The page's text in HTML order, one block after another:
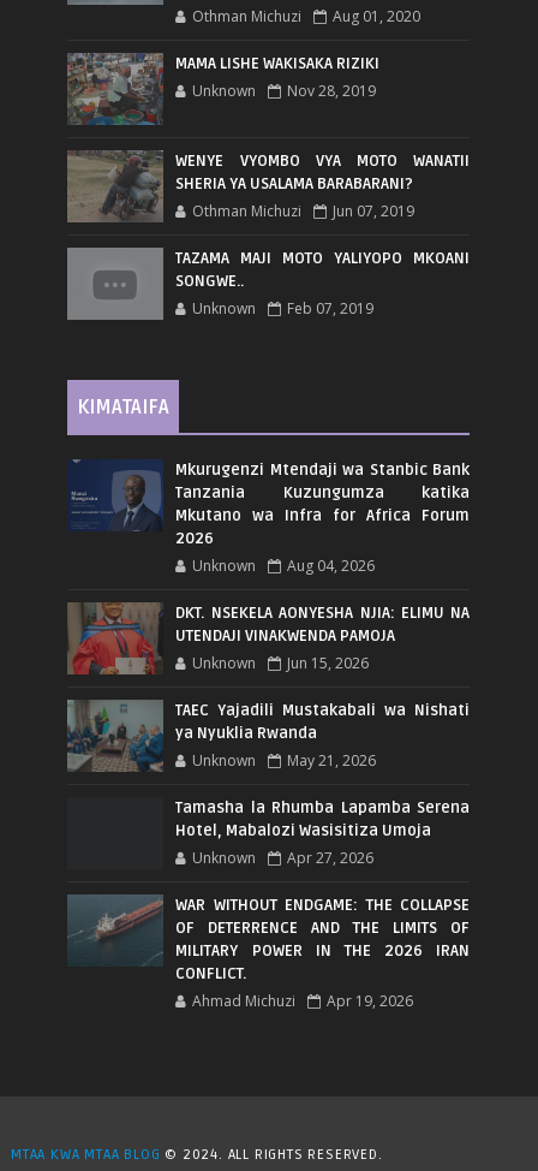
Othman Michuzi Aug 01, 2020
MAMA LISHE WAKISAKA RIZIKI
Unknown Nov 28, 2019
WENYE VYOMBO VYA MOTO WANATII
SHERIA YA USALAMA BARABARANI?
Othman Michuzi Jun 07, 2019
TAZAMA MAJI MOTO YALIYOPO MKOANI
SONGWE..
Unknown Feb 07, 2019
KIMATAIFA
Mkurugenzi Mtendaji wa Stanbic Bank
Tanzania Kuzungumza katika
Mkutano wa Infra for Africa Forum
2026
Unknown Aug 04, 2026
DKT. NSEKELA AONYESHA NJIA: ELIMU NA
UTENDAJI VINAKWENDA PAMOJA
Unknown Jun 15, 2026
TAEC Yajadili Mustakabali wa Nishati
ya Nyuklia Rwanda
Unknown May 21, 2026
Tamasha la Rhumba Lapamba Serena
Hotel, Mabalozi Wasisitiza Umoja
Unknown Apr 27, 2026
WAR WITHOUT ENDGAME: THE COLLAPSE
OF DETERRENCE AND THE LIMITS OF
MILITARY POWER IN THE 2026 IRAN
CONFLICT.
Ahmad Michuzi Apr 19, 2026
MTAA KWA MTAA BLOG © 2024. ALL RIGHTS RESERVED.